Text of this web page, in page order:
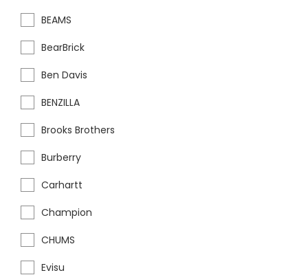
BEAMS
BearBrick
Ben Davis
BENZILLA
Brooks Brothers
Burberry
Carhartt
Champion
CHUMS
Evisu